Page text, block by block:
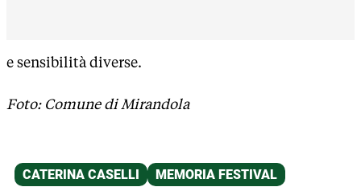
e sensibilità diverse.
Foto: Comune di Mirandola